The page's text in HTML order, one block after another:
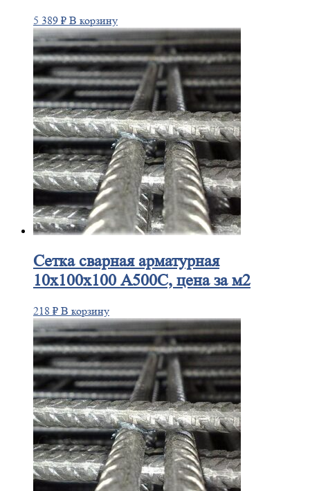
5 389 ₽ В корзину
Сеткасварная арматурная
10х100х100 А500С, цена за м2
218 ₽ В корзину